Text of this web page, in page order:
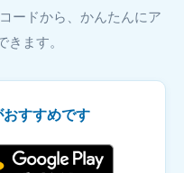
ードから、かんたんにア
きます。
すすめです